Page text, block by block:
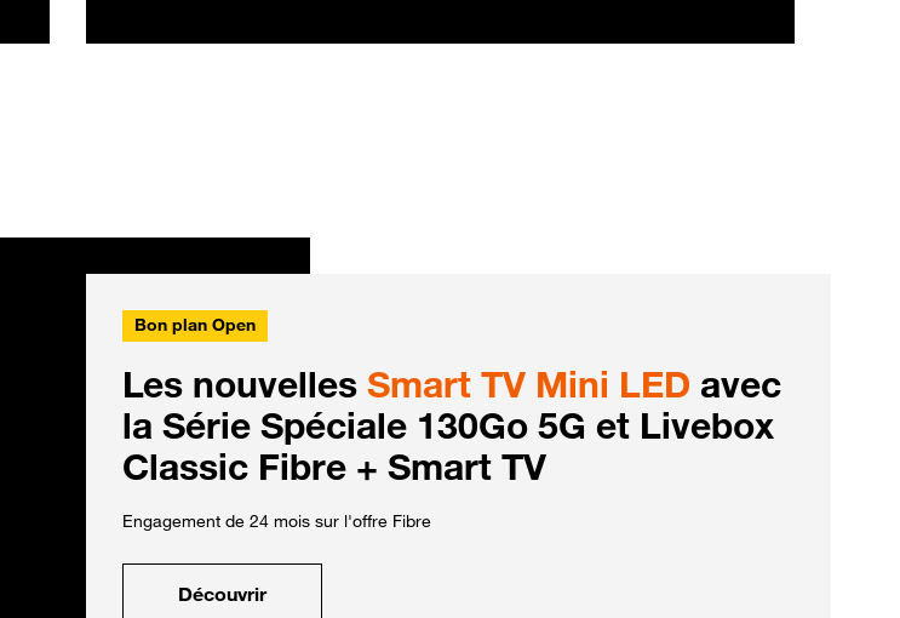
Bon plan Open
Les nouvelles Smart TV Mini LED avec
la Série Spéciale 130Go 5G et Livebox
Classic Fibre + Smart TV
Engagement de 24 mois sur l'offre Fibre
Découvrir